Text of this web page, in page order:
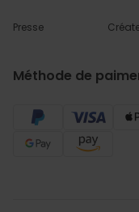
Presse
Méthode de